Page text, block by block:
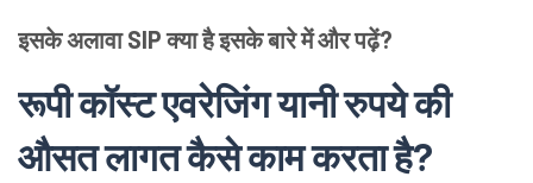
इसके अलावा SIP क्या है इसके बारे में और पढ़ें?
रूपी कॉस्ट एवरेजिंग यानी रुपये की
औसत लागत कैसे काम करता है?